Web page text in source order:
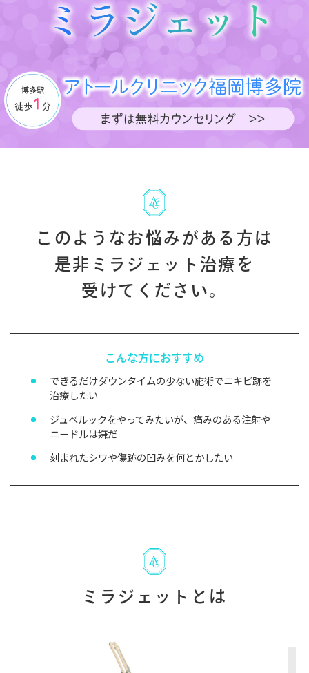
このようなお悩みがある方は
是非ミラジェット治療を
受けてください。
こんな方におすすめ
できるだけダウンタイムの少ない施術でニキビ跡を
治療したい
ジュベルックをやってみたいが、痛みのある注射や
ニードルは嫌だ
刻まれたシワや傷跡の凹みを何とかしたい
ミラジェットとは